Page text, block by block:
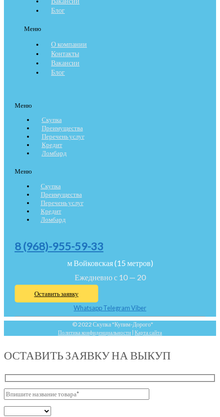
Блог
Меню
О компании
Контакты
Вакансии
Блог
Меню
Скупка
Преимущества
Перечень услуг
Кредит
Ломбард
Меню
Скупка
Преимущества
Перечень услуг
Кредит
Ломбард
8 (968)-955-59-33
м Войковская (15 метров)
Ежедневно с 10 — 20
Оставить заявку
WhatsappTelegramViber
© 2022 Скупка "Купим-Дорого"
Политика конфиденциальности | Карта сайта
ОСТАВИТЬ ЗАЯВКУ НА ВЫКУП